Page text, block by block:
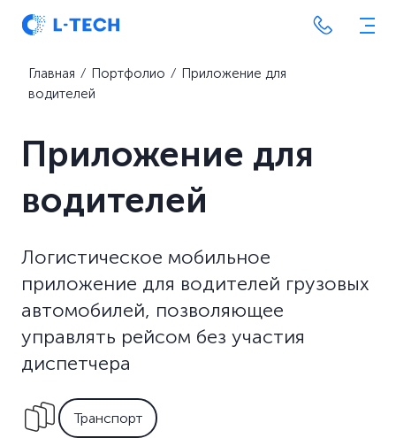
Главная ⁄ Портфолио ⁄ Приложение для
водителей
Приложение для
водителей
Логистическое мобильное
приложение для водителей грузовых
автомобилей, позволяющее
управлять рейсом без участия
диспетчера
Транспорт